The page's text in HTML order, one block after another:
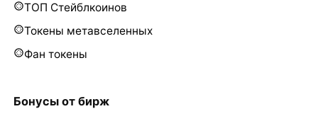
ТОП Стейблкоинов
Токены метавселенных
Фан токены
Бонусы от бирж